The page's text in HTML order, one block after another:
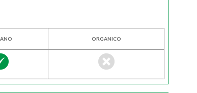
ORGANICO